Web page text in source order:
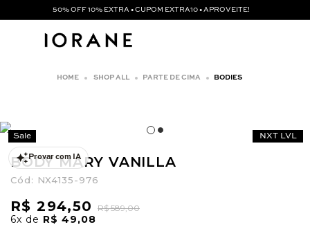
50% OFF 10% EXTRA • CUPOM EXTRA10 • APROVEITE!
SHOP ALL PARTE DE CIMA BODIES
Provar com IA
NXT LVL
Sale
BODY MARY VANILLA
Cód: NX4135-976
R$ 294,50 R$ 589,00
6x de R$ 49,08